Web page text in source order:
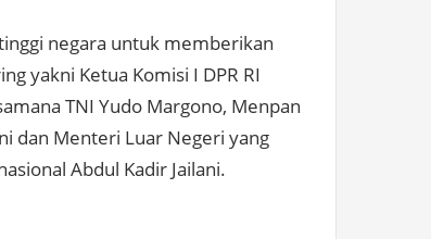
negara untuk memberikan
yakni Ketua Komisi I DPR RI
TNI Yudo Margono, Menpan
dan Menteri Luar Negeri yang
Abdul Kadir Jailani.